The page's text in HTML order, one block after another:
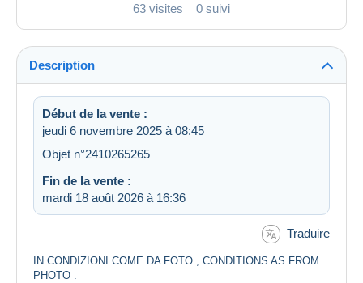
63 visites 0 suivi
Description
Début de la vente :
jeudi 6 novembre 2025 à 08:45
Objet n°2410265265
Fin de la vente :
mardi 18 août 2026 à 16:36
Traduire
IN CONDIZIONI COME DA FOTO , CONDITIONS AS FROM
PHOTO .